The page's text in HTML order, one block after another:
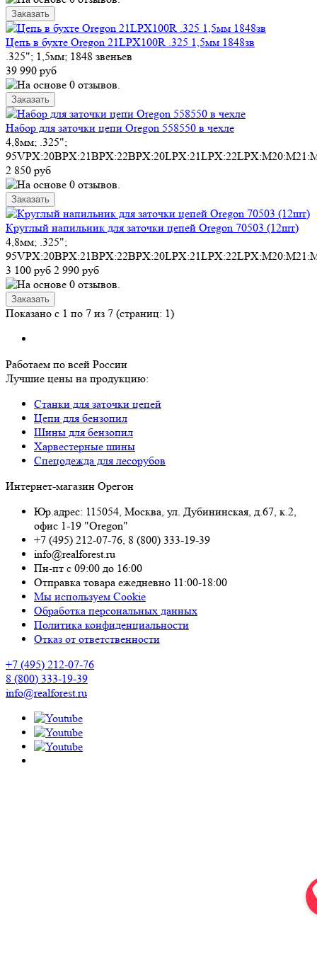
Цепь в бухте Oregon 21LPX100R .325 1,5мм 1848зв
.325"; 1,5мм; 1848 звеньев
39 990 руб
Набор для заточки цепи Oregon 558550 в чехле
4,8мм; .325";
2 850 руб
Круглый напильник для заточки цепей Oregon 70503 (12шт)
4,8мм; .325";
3 100 руб 2 990 руб
Показано с 1 по 7 из 7 (страниц: 1)
Работаем по всей России
Лучшие цены на продукцию:
Станки для заточки цепей
Цепи для бензопил
Шины для бензопил
Харвестерные шины
Спецодежда для лесорубов
Интернет-магазин Орегон
Юр.адрес: 115054, Москва, ул. Дубининская, д.67, к.2,
офис 1-19 "Oregon"
+7 (495) 212-07-76, 8 (800) 333-19-39
info@realforest.ru
Пн-пт с 09:00 до 16:00
Отправка товара ежедневно 11:00-18:00
Мы используем Cookie
Обработка персональных данных
Политика конфиденциальности
Отказ от ответственности
+7 (495) 212-07-76
8 (800) 333-19-39
info@realforest.ru